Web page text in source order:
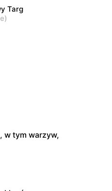
Targ
)
w tym warzyw,